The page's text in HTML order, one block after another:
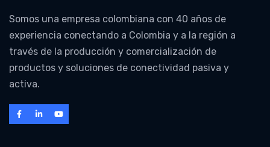
Somos una empresa colombiana con 40 años de
experiencia conectando a Colombia y a la región a
través de la producción y comercialización de
productos y soluciones de conectividad pasiva y
activa.